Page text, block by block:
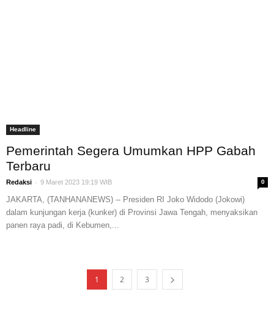
Headline
Pemerintah Segera Umumkan HPP Gabah
Terbaru
Redaksi - 9 Maret 2023 19:19 WIB 0
JAKARTA, (TANHANANEWS) -- Presiden RI Joko Widodo (Jokowi)
dalam kunjungan kerja (kunker) di Provinsi Jawa Tengah, menyaksikan
panen raya padi, di Kebumen,...
1 2 3